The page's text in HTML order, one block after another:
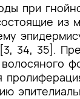
при
из
34, 35].